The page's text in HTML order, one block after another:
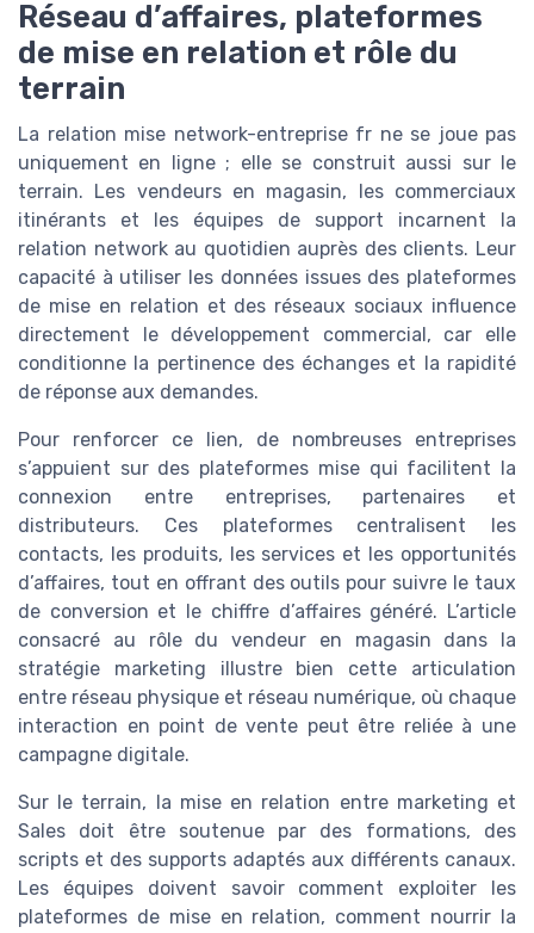
Réseau d’affaires, plateformes
de mise en relation et rôle du
terrain
La relation mise network-entreprise fr ne se joue pas
uniquement en ligne ; elle se construit aussi sur le
terrain. Les vendeurs en magasin, les commerciaux
itinérants et les équipes de support incarnent la
relation network au quotidien auprès des clients. Leur
capacité à utiliser les données issues des plateformes
de mise en relation et des réseaux sociaux influence
directement le développement commercial, car elle
conditionne la pertinence des échanges et la rapidité
de réponse aux demandes.
Pour renforcer ce lien, de nombreuses entreprises
s’appuient sur des plateformes mise qui facilitent la
connexion entre entreprises, partenaires et
distributeurs. Ces plateformes centralisent les
contacts, les produits, les services et les opportunités
d’affaires, tout en offrant des outils pour suivre le taux
de conversion et le chiffre d’affaires généré. L’article
consacré au rôle du vendeur en magasin dans la
stratégie marketing illustre bien cette articulation
entre réseau physique et réseau numérique, où chaque
interaction en point de vente peut être reliée à une
campagne digitale.
Sur le terrain, la mise en relation entre marketing et
Sales doit être soutenue par des formations, des
scripts et des supports adaptés aux différents canaux.
Les équipes doivent savoir comment exploiter les
plateformes de mise en relation, comment nourrir la